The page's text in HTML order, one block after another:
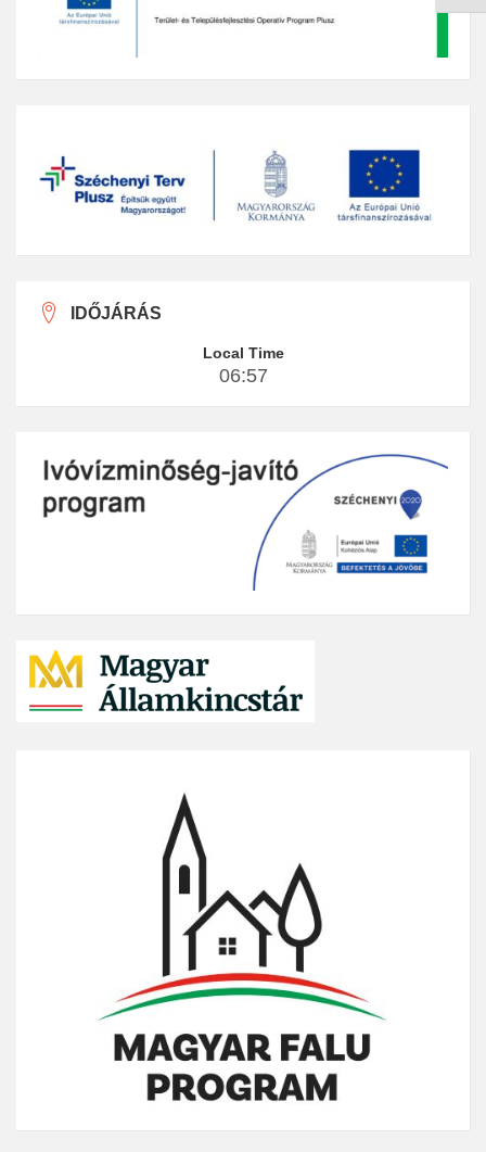
IDŐJÁRÁS
Local Time
06:57